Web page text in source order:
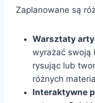
Zaplanowane są
Warsztaty
wyrażać swoją
rysując lub
różnych
Interaktywne